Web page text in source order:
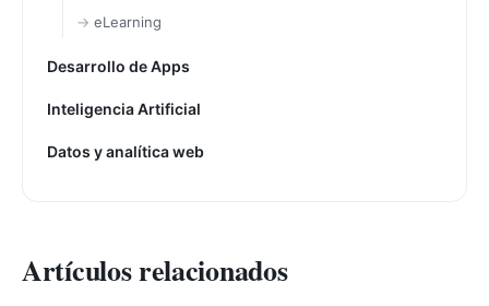
eLearning
Desarrollo de Apps
Inteligencia Artificial
Datos y analítica web
Artículos relacionados